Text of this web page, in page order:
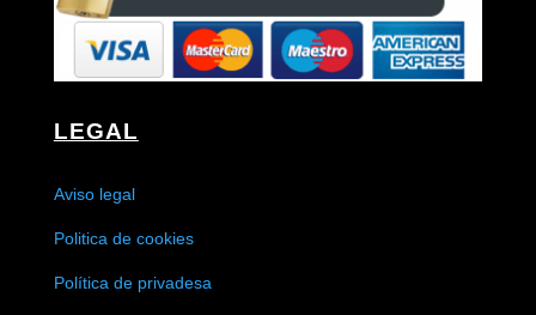
LEGAL
Aviso legal
Politica de cookies
Política de privadesa